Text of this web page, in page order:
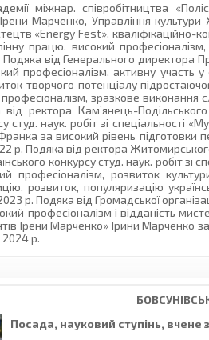
міжнар. співробітництва
Марченко, Управління
«Energy Fest», кваліфікаційно-
працю, високий
Подяка від Генерального директора
професіоналізм, активну участь у
творчого потенціалу
зразкове
ректора Кам’янець-
студ. наук. робіт зі
за високий рівень підготовки
р. Подяка від ректора
конкурсу студ. наук. робіт
професіоналізм, розвиток
розвиток, популяризацію
р. Подяка від Громадської
професіоналізм і відданість
Ірени Марченко» Ірини Марченко
2024 р.
Посада, науковий ступінь, вчене